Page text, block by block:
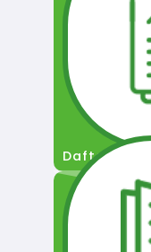
Daftar